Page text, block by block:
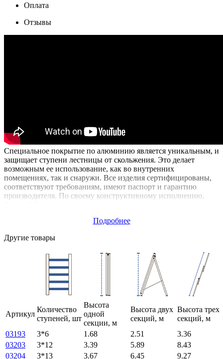
Оплата
Отзывы
Специальное покрытие по алюминию является уникальным, и
защищает ступени лестницы от скольжения. Это делает
возможным ее использование, как во внутренних
помещениях, так и снаружи. Все изделия сертифицированы,
соответствуют требованиям, имеют паспорт и гарантию
производителя. По своему конструктивному исполнению,
значительно расширяет сферу ее применения, и делает
Подробнее
Другие товары
Артикул
Количество
ступеней, шт
Высота
одной
секции, м
Высота двух
секций, м
Высота трех
секций, м
03193
3*6 1.68 2.51
3.36
03203
3*12 3.39 5.89
8.43
03204
3*13 3.67 6.45
9.27